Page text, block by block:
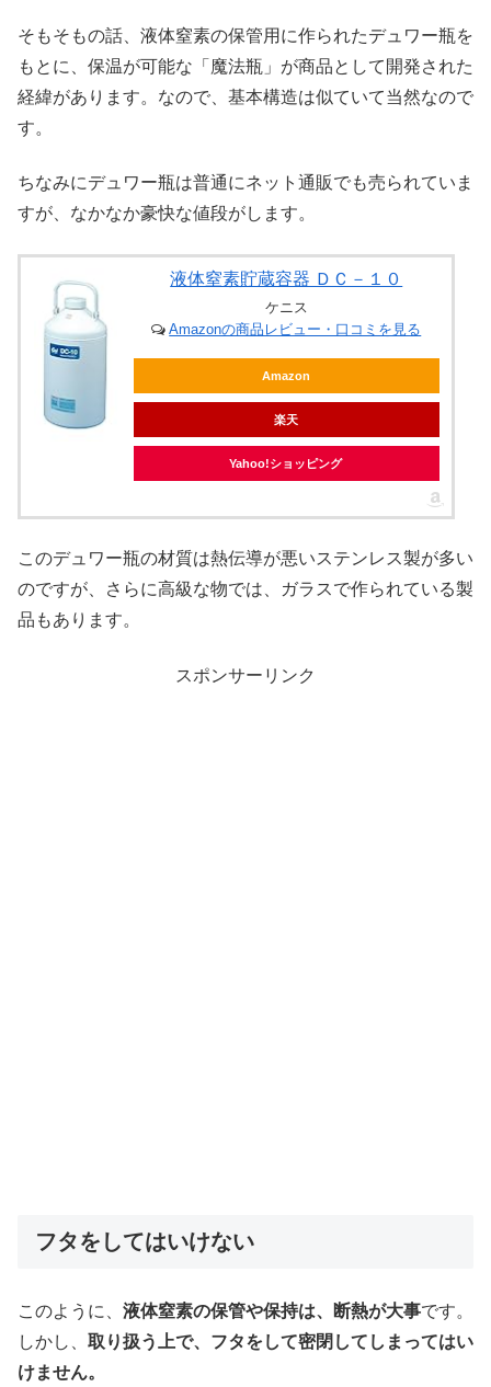
そもそもの話、液体窒素の保管用に作られたデュワー瓶を
もとに、保温が可能な「魔法瓶」が商品として開発された
経緯があります。なので、基本構造は似ていて当然なので
す。
ちなみにデュワー瓶は普通にネット通販でも売られていま
すが、なかなか豪快な値段がします。
液体窒素貯蔵容器 ＤＣ－１０
ケニス
Amazonの商品レビュー・口コミを見る
Amazon
楽天
Yahoo!ショッピング
このデュワー瓶の材質は熱伝導が悪いステンレス製が多い
のですが、さらに高級な物では、ガラスで作られている製
品もあります。
スポンサーリンク
フタをしてはいけない
このように、 液体窒素の保管や保持は、断熱が大事です。
しかし、 取り扱う上で、フタをして密閉してしまってはい
けません。